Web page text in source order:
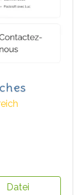
Datei